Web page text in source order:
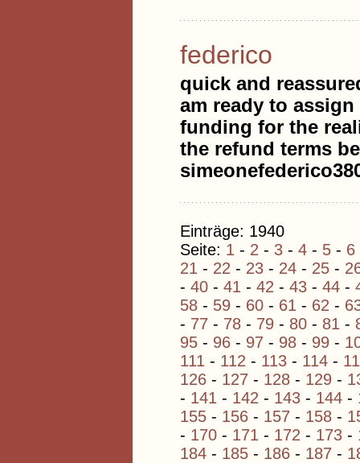
federico
quick and
am ready to
funding for the
the refund terms
Einträge: 1940
Seite: 1 - 2 - 3 - 4 - 5 - 6
21 - 22 - 23 - 24 - 25 -
- 40 - 41 - 42 - 43 - 44 -
58 - 59 - 60 - 61 - 62 -
- 77 - 78 - 79 - 80 - 81 -
95 - 96 - 97 - 98 - 99 -
111 - 112 - 113 - 114 -
126 - 127 - 128 - 129 -
- 141 - 142 - 143 - 144 -
155 - 156 - 157 - 158 -
- 170 - 171 - 172 - 173 -
184 - 185 - 186 - 187 -